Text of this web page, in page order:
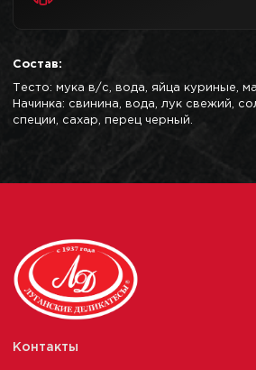
Состав:
Тесто: мука в/с, вода, яйца куриные,
Начинка: свинина, вода, лук свежий,
специи, сахар, перец черный.
Контакты